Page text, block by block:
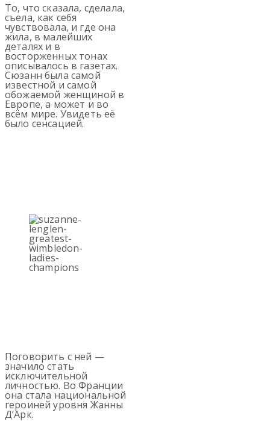
То, что сказала, сделала,
съела, как себя
чувствовала, и где она
жила, в малейших
деталях и в
восторженных тонах
описывалось в газетах.
Сюзанн была самой
известной и самой
обожаемой женщиной в
Европе, а может и во
всём мире. Увидеть её
было сенсацией.
Поговорить с ней —
значило стать
исключительной
личностью. Во Франции
она стала национальной
героиней уровня Жанны
Д’Арк.